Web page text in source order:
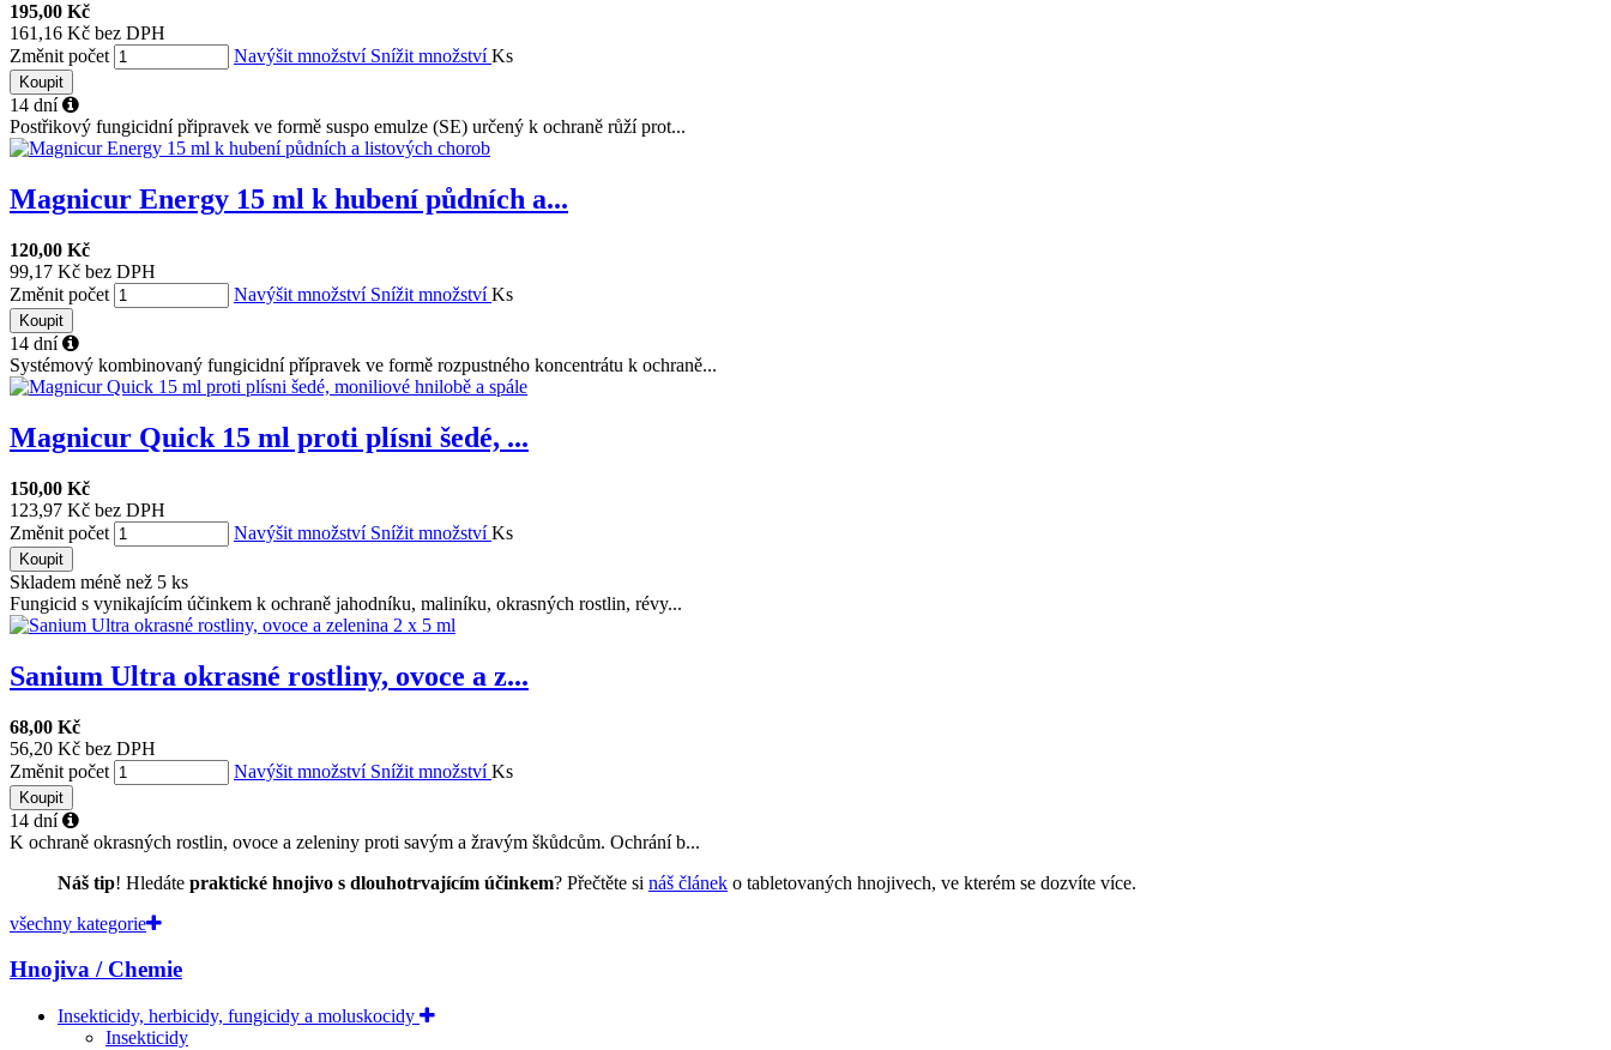
195,00 Kč
161,16 Kč bez DPH
Změnit počet
Navýšit množství Snížit množstvíKs
Koupit
14 dní
Postřikový fungicidní připravek ve formě suspo emulze (SE) určený k ochraně růží prot...
Magnicur Energy 15 ml k hubení půdních a...
120,00 Kč
99,17 Kč bez DPH
Změnit počet
Navýšit množství Snížit množstvíKs
Koupit
14 dní
Systémový kombinovaný fungicidní přípravek ve formě rozpustného koncentrátu k ochraně...
Magnicur Quick 15 ml proti plísni šedé, ...
150,00 Kč
123,97 Kč bez DPH
Změnit počet
Navýšit množství Snížit množstvíKs
Koupit
Skladem méně než 5 ks
Fungicid s vynikajícím účinkem k ochraně jahodníku, maliníku, okrasných rostlin, révy...
Sanium Ultra okrasné rostliny, ovoce a z...
68,00 Kč
56,20 Kč bez DPH
Změnit počet
Navýšit množství Snížit množstvíKs
Koupit
14 dní
K ochraně okrasných rostlin, ovoce a zeleniny proti savým a žravým škůdcům. Ochrání b...
Náš tip! Hledáte praktické hnojivo s dlouhotrvajícím účinkem? Přečtěte si náš článek o tabletovaných hnojivech, ve kterém se dozvíte více.
všechny kategorie
Hnojiva / Chemie
Insekticidy, herbicidy, fungicidy a moluskocidy
Insekticidy